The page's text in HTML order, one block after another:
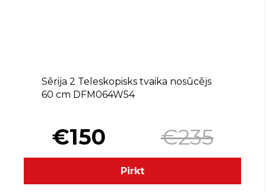
Sērija 2 Teleskopisks tvaika nosūcējs
60 cm DFM064W54
€150 €235
Pirkt